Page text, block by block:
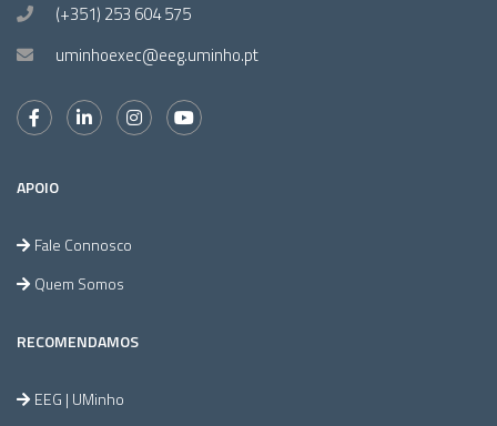
(+351) 253 604 575
uminhoexec@eeg.uminho.pt
APOIO
Fale Connosco
Quem Somos
RECOMENDAMOS
EEG | UMinho